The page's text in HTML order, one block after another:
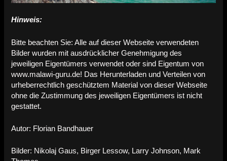
Hinweis:
Bitte beachten Sie: Alle auf dieser Webseite verwendeten
Bilder wurden mit ausdrücklicher Genehmigung des
jeweiligen Eigentümers verwendet oder sind Eigentum von
www.malawi-guru.de! Das Herunterladen und Verteilen von
urheberrechtlich geschütztem Material von dieser Webseite
ohne die Zustimmung des jeweiligen Eigentümers ist nicht
gestattet.
Autor: Florian Bandhauer
Bilder: Nikolaj Gaus, Birger Lessow, Larry Johnson, Mark